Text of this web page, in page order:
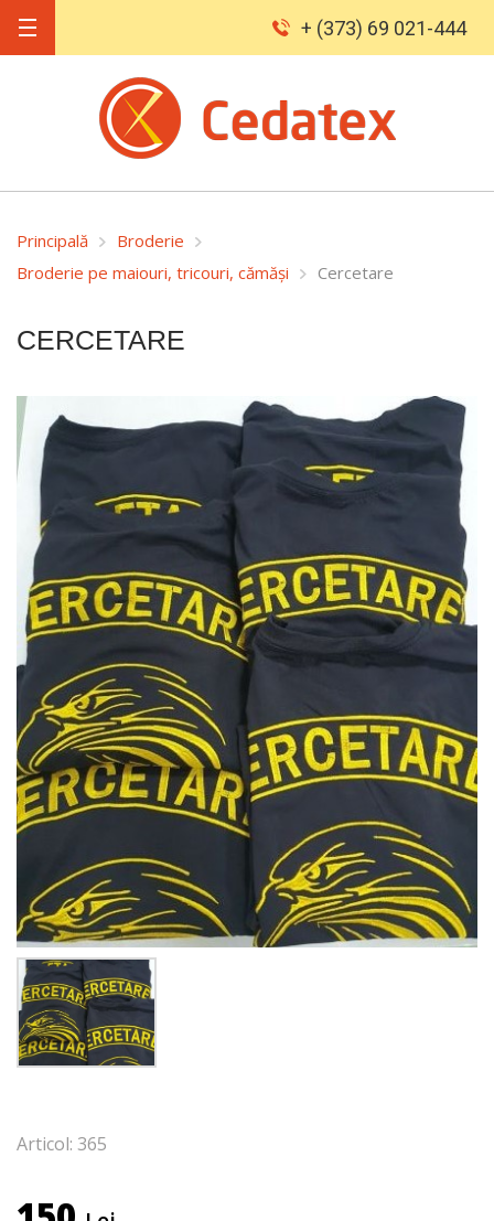
+ (373) 69 021-444
Principală
Broderie
Broderie pe maiouri, tricouri, cămăși
Cercetare
CERCETARE
Articol: 365